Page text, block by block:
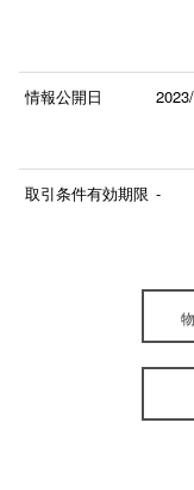
情報公開日
取引条件有効期限 -